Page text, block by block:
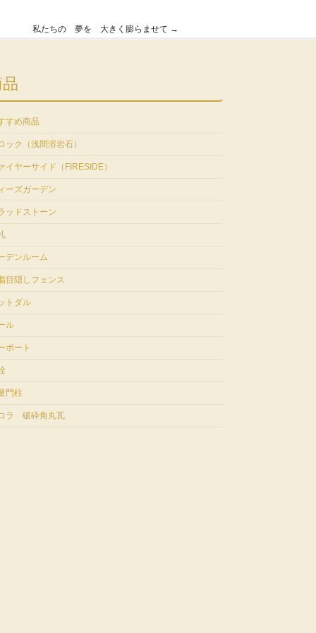
私たちの 夢を 大きく膨らませて →
すめ商品
ック（浅間溶岩石）
イヤーサイド（FIRESIDE）
ーズガーデン
ッドストーン
デンルーム
目隠しフェンス
トダル
ル
ポート
門柱
ラ 破砕角丸瓦